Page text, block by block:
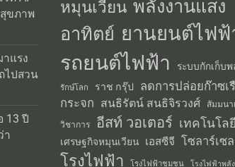
แรง
ปสวน
ปี
า
อาทิตย์ ยานยนต์ไฟฟ้า
รถยนต์ไฟฟ้า
รักษ์โลก ราช กรุ๊ป ลดการปล่อยก๊าซเ
กระจก
สนธิรัตน์ สนธิจิรวงศ์ สัมมนา
วิชาการ อีสท์ วอเตอร์ เทคโนโลยี
เศรษฐกิจหมุนเวียน เอสซีจี โซลาร์เซลล์
โรงไฟฟ้า โรงไฟฟ้าชุมชน
โรงไฟฟ้าพลัง
อาทิตย์